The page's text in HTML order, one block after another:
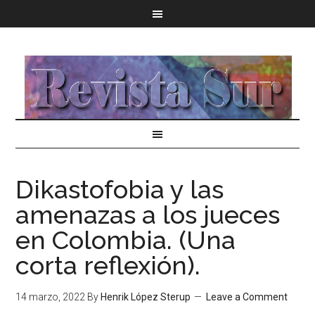
Dikastofobia y las
amenazas a los jueces
en Colombia. (Una
corta reflexión).
14 marzo, 2022 By Henrik López Sterup Leave a Comment